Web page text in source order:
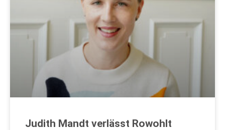
Judith Mandt verlässt Rowohlt